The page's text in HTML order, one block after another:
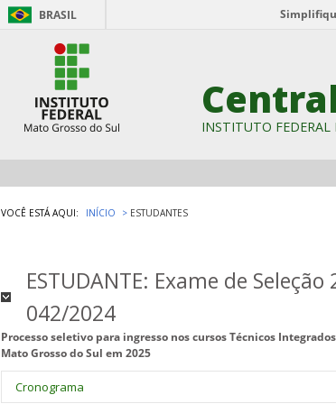
BRASIL
INSTITUTO FEDERAL
VOCÊ ESTÁ AQUI: INÍCIO ESTUDANTES
ESTUDANTE: Exame de
042/2024
Processo seletivo para ingresso nos cursos Técnicos
Mato Grosso do Sul em 2025
Cronograma